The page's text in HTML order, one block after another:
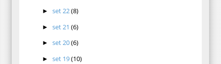
►set 22(8)
►set 21(6)
►set 20(6)
►set 19(10)